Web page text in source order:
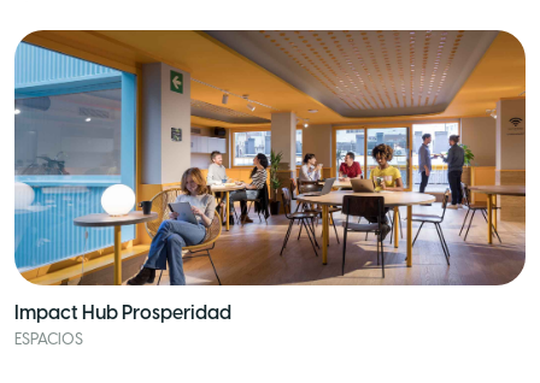
Impact Hub Prosperidad
ESPACIOS